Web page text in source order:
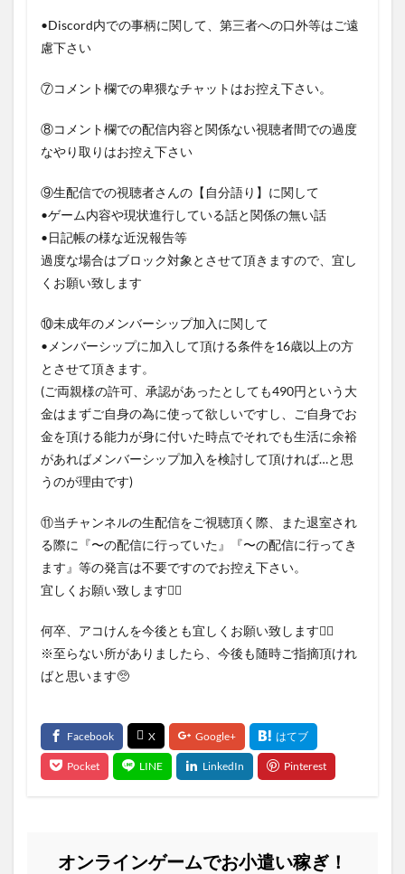
•Discord内での事柄に関して、第三者への口外等はご遠
慮下さい
⑦コメント欄での卑猥なチャットはお控え下さい。
⑧コメント欄での配信内容と関係ない視聴者間での過度
なやり取りはお控え下さい
⑨生配信での視聴者さんの【自分語り】に関して
•ゲーム内容や現状進行している話と関係の無い話
•日記帳の様な近況報告等
過度な場合はブロック対象とさせて頂きますので、宜し
くお願い致します
⑩未成年のメンバーシップ加入に関して
•メンバーシップに加入して頂ける条件を16歳以上の方
とさせて頂きます。
(ご両親様の許可、承認があったとしても490円という大
金はまずご自身の為に使って欲しいですし、ご自身でお
金を頂ける能力が身に付いた時点でそれでも生活に余裕
があればメンバーシップ加入を検討して頂ければ…と思
うのが理由です)
⑪当チャンネルの生配信をご視聴頂く際、また退室され
る際に『〜の配信に行っていた』『〜の配信に行ってき
ます』等の発言は不要ですのでお控え下さい。
宜しくお願い致します🙇‍♂
何卒、アコけんを今後とも宜しくお願い致します🙇‍♂
※至らない所がありましたら、今後も随時ご指摘頂けれ
ばと思います🥺
オンラインゲームでお小遣い稼ぎ！